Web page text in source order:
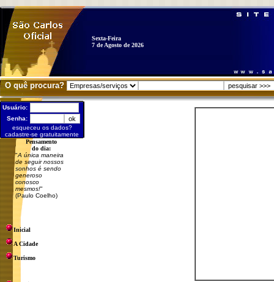
Sexta-Feira
7 de Agosto de 2026
O quê procura?
Usuário:
Senha:
esqueceu os dados?
cadastre-se gratuitamente
Pensamento
do dia:
"A única maneira
de seguir nossos
sonhos é sendo
generoso
conosco
mesmos!"
(Paulo Coelho)
Inicial
A Cidade
Turismo